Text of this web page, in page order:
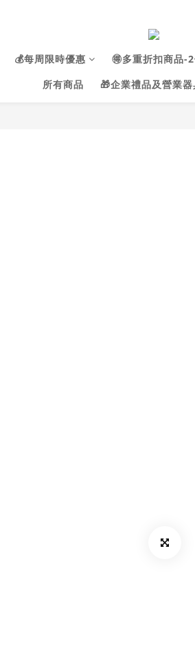
💰每周限時優惠 🉐多重折扣商品-
所有商品
🎁企業禮品及營業